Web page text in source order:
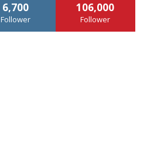
6,700
Follower
106,000
Follower